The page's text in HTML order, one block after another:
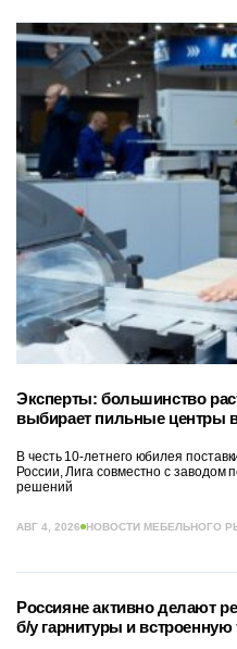
Эксперты: большинство
выбирает пильные центры
В честь 10-летнего юбилея
России, Лига совместно с заводом
решений
АВГ 4, 2026 НОВОСТИ МЕБЕЛЬНОГО
Россияне активно делают
б/у гарнитуры и встроенную